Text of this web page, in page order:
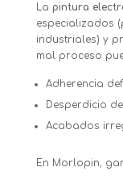
La pintura
especializados
industriales) y
mal proceso
Adherencia
Desperdicio
Acabados
En Morlopin,